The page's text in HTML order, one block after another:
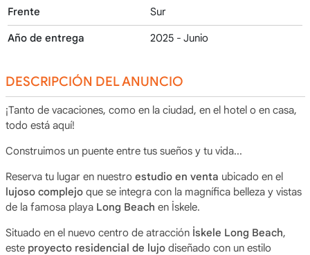
Frente Sur
Año de entrega 2025 - Junio
DESCRIPCIÓN DEL ANUNCIO
¡Tanto de vacaciones, como en la ciudad, en el hotel o en casa,
todo está aquí!
Construimos un puente entre tus sueños y tu vida...
Reserva tu lugar en nuestro estudio en venta ubicado en el
lujoso complejoque se integra con la magnífica belleza y vistas
de la famosa playa Long Beach en İskele.
Situado en el nuevo centro de atracción İskele Long Beach,
este proyecto residencial de lujodiseñado con un estilo